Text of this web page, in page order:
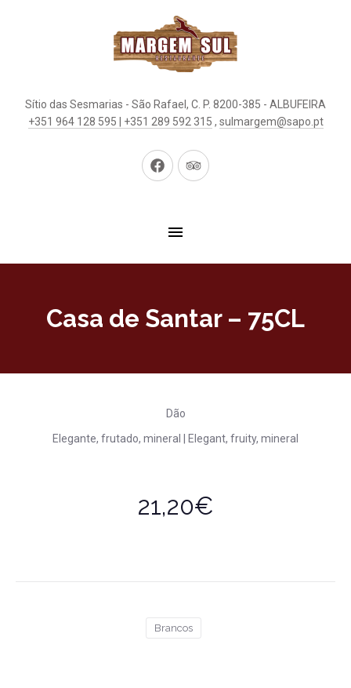
Sítio das Sesmarias - São Rafael, C. P. 8200-385 - ALBUFEIRA
+351 964 128 595 | +351 289 592 315 , sulmargem@sapo.pt
New
New
Casa de Santar – 75CL
Dão
Elegante, frutado, mineral | Elegant, fruity, mineral
21,20€
Brancos